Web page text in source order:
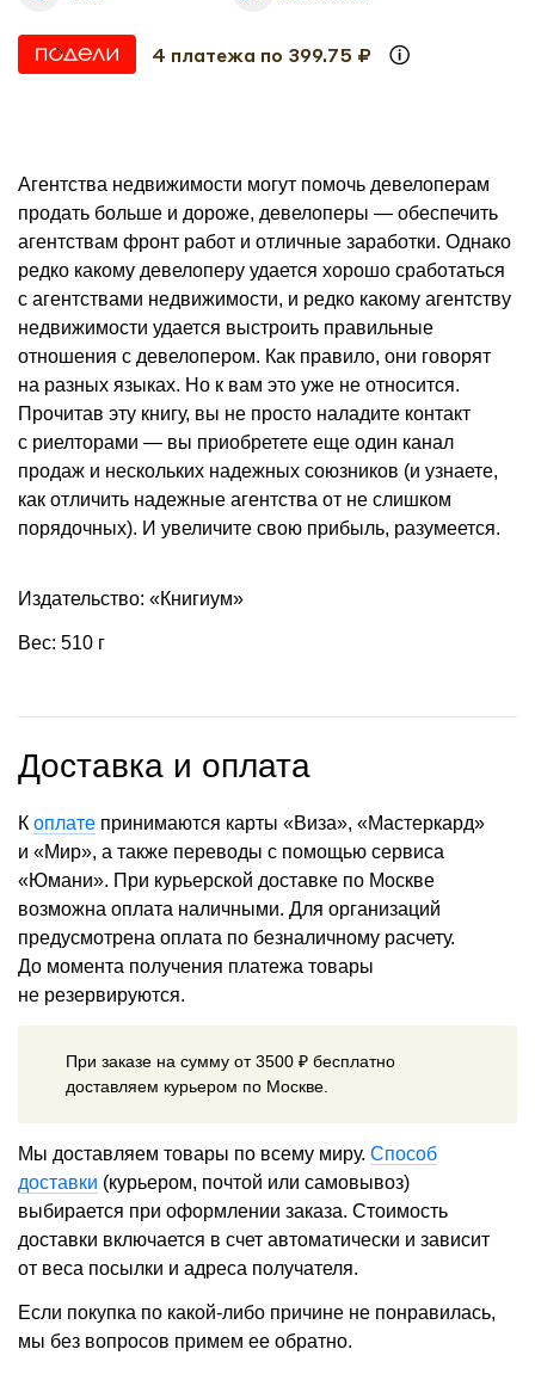
4 платежа по 399.75 ₽
Агентства недвижимости могут помочь девелоперам
продать больше и дороже, девелоперы — обеспечить
агентствам фронт работ и отличные заработки. Однако
редко какому девелоперу удается хорошо сработаться
с агентствами недвижимости, и редко какому агентству
недвижимости удается выстроить правильные
отношения с девелопером. Как правило, они говорят
на разных языках. Но к вам это уже не относится.
Прочитав эту книгу, вы не просто наладите контакт
с риелторами — вы приобретете еще один канал
продаж и нескольких надежных союзников (и узнаете,
как отличить надежные агентства от не слишком
порядочных). И увеличите свою прибыль, разумеется.
Издательство: «Книгиум»
Вес: 510 г
Доставка и оплата
К оплате принимаются карты «Виза», «Мастеркард»
и «Мир», а также переводы с помощью сервиса
«Юмани». При курьерской доставке по Москве
возможна оплата наличными. Для организаций
предусмотрена оплата по безналичному расчету.
До момента получения платежа товары
не резервируются.
При заказе на сумму от 3500 ₽ бесплатно
доставляем курьером по Москве.
Мы доставляем товары по всему миру. Способ
доставки (курьером, почтой или самовывоз)
выбирается при оформлении заказа. Стоимость
доставки включается в счет автоматически и зависит
от веса посылки и адреса получателя.
Если покупка по какой-либо причине не понравилась,
мы без вопросов примем ее обратно.